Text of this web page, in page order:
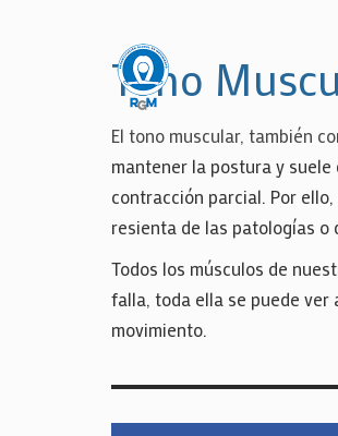
Tono
El tono muscular, también
mantener la postura y
contracción parcial. Por
resienta de las patologías o
Todos los músculos de
falla, toda ella se puede ver
movimiento.